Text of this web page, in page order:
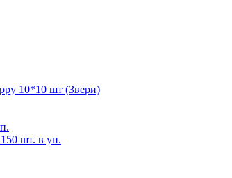
10*10 шт (Звери)
шт. в уп.